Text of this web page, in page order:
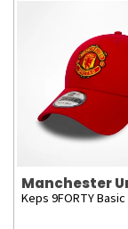
Manchester
Keps 9FORTY Basic